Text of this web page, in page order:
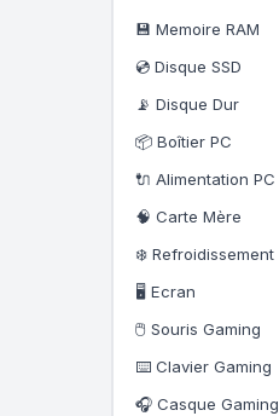
💾 Memoire RAM
💿 Disque SSD
📡 Disque Dur
📦 Boîtier PC
🔌 Alimentation PC
🧠 Carte Mère
❄️ Refroidissement
🖥️ Ecran
🖱️ Souris Gaming
⌨️ Clavier Gaming
🎧 Casque Gaming